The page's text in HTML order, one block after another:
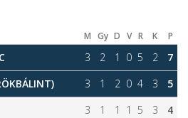
M Gy D V R K P
3 2 1 0 5 2
7
3 1 2 0 4 3
5
3 1 1 1 5 3
4